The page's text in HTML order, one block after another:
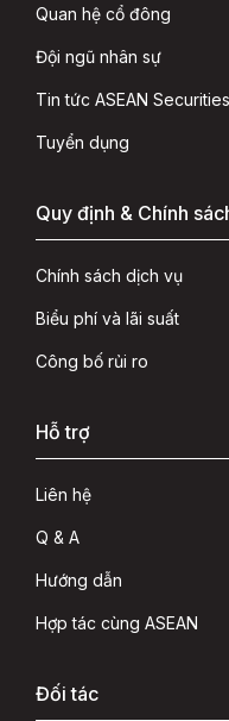
Quan hệ cổ đông
Đội ngũ nhân sự
Tin tức ASEAN Securities
Tuyển dụng
Quy định & Chính
Chính sách dịch vụ
Biểu phí và lãi suất
Công bố rủi ro
Hỗ trợ
Liên hệ
Q & A
Hướng dẫn
Hợp tác cùng ASEAN
Đối tác